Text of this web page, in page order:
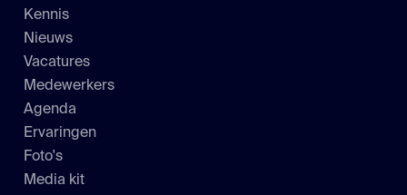
Kennis
Nieuws
Vacatures
Medewerkers
Agenda
Ervaringen
Foto's
Media kit